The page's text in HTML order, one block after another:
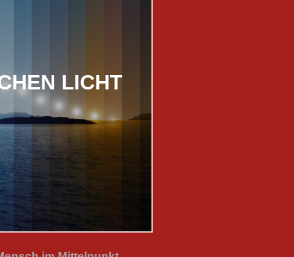
LICHT